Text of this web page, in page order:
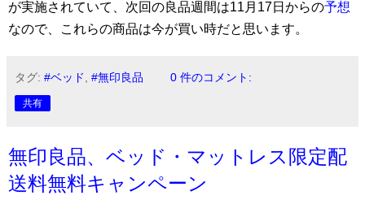
が実施されていて、次回の良品週間は11月17日からの予想
なので、これらの商品は今が買い時だと思います。
タグ: #ベッド #無印良品 0 件のコメント:
共有
無印良品、ベッド・マットレス限定配
送料無料キャンペーン